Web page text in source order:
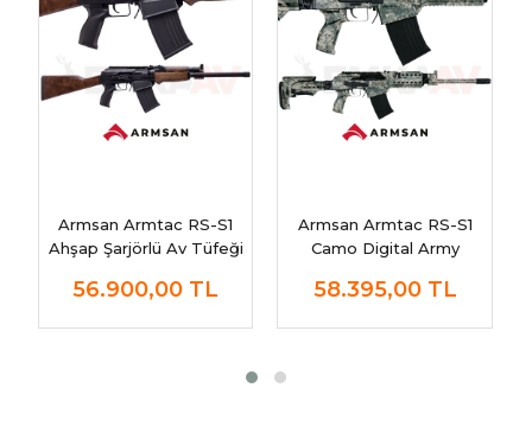
Armsan Armtac RS-S1
Ahşap Şarjörlü Av Tüfeği
56.900,00 TL
Armsan Armtac RS-S1
Camo Digital Army
Tüfeği
58.395,00 TL